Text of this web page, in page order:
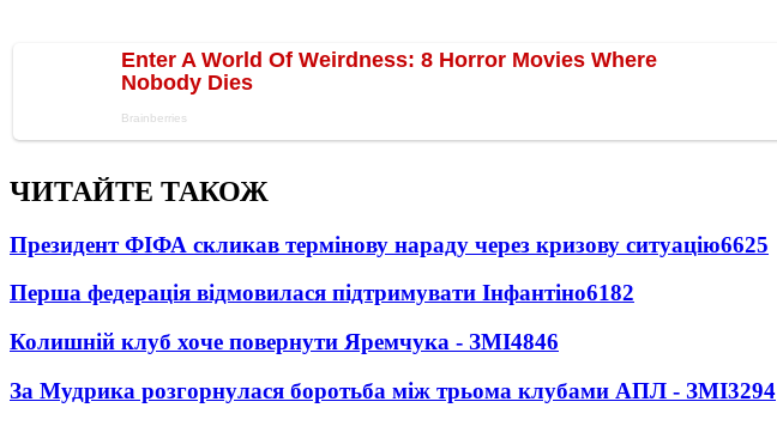
ЧИТАЙТЕ ТАКОЖ
Президент ФІФА скликав термінову нараду через кризову ситуацію6625
Перша федерація відмовилася підтримувати Інфантіно6182
Колишній клуб хоче повернути Яремчука - ЗМІ4846
За Мудрика розгорнулася боротьба між трьома клубами АПЛ - ЗМІ3294